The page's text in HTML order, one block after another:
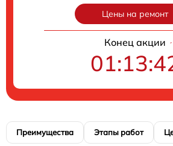
Цены на ремонт
Конец акции
Преимущества Этапы работ